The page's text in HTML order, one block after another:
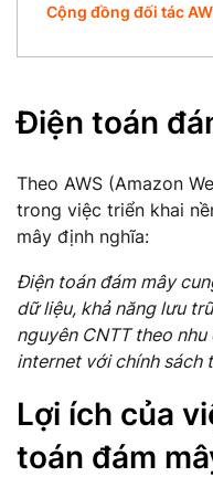
Cộng đồng đối tác
Điện toán
Theo AWS (Amazon
trong việc triển khai
mây định nghĩa:
Điện toán đám mây
dữ liệu, khả năng lưu
nguyên CNTT theo
internet với chính sách
Lợi ích của
toán đám